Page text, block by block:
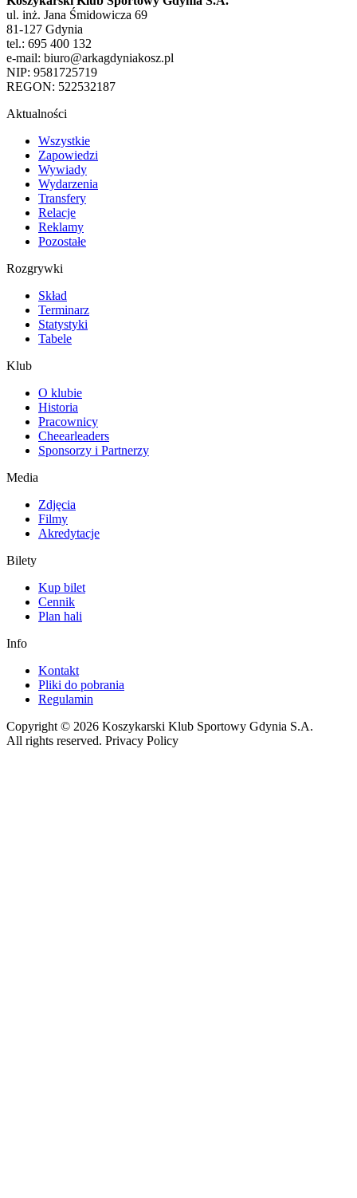
ul. inż. Jana Śmidowicza 69
81-127 Gdynia
tel.: 695 400 132
e-mail: biuro@arkagdyniakosz.pl
NIP: 9581725719
REGON: 522532187
Aktualności
Wszystkie
Zapowiedzi
Wywiady
Wydarzenia
Transfery
Relacje
Reklamy
Pozostałe
Rozgrywki
Skład
Terminarz
Statystyki
Tabele
Klub
O klubie
Historia
Pracownicy
Cheearleaders
Sponsorzy i Partnerzy
Media
Zdjęcia
Filmy
Akredytacje
Bilety
Kup bilet
Cennik
Plan hali
Info
Kontakt
Pliki do pobrania
Regulamin
Copyright © 2026 Koszykarski Klub Sportowy Gdynia S.A.
All rights reserved. Privacy Policy